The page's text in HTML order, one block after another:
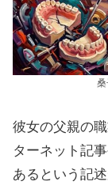
彼女の父親の
ターネット記
あるという記